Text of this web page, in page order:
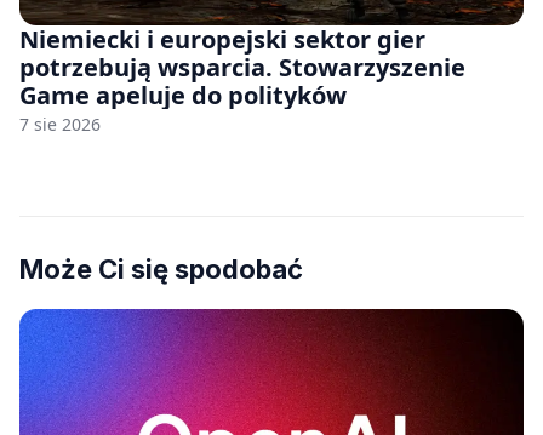
Niemiecki i europejski sektor gier
potrzebują wsparcia. Stowarzyszenie
Game apeluje do polityków
7 sie 2026
Może Ci się spodobać